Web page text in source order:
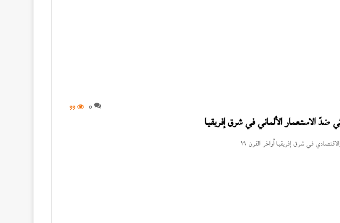
0
99
الاستعمار الألماني في شرق إفريقيا
في شرق إفريقيا أواخر القرن ١٩